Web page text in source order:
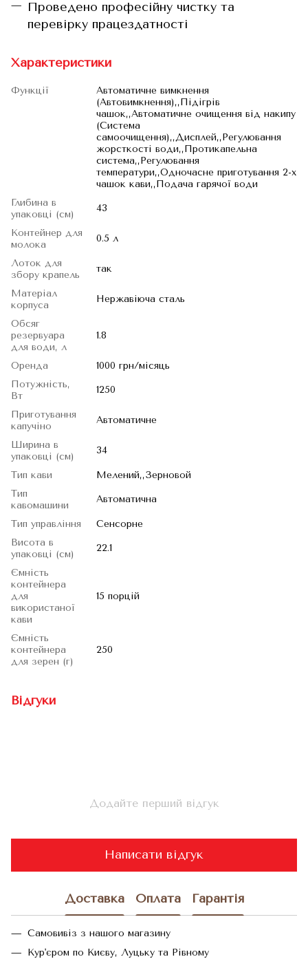
Проведено професійну чистку та
перевірку працездатності
Характеристики
Функції
Автоматичне вимкнення
(Автовимкнення),,Підігрів
чашок,,Автоматичне очищення від накипу
(Система
самоочищення),,Дисплей,,Регулювання
жорсткості води,,Протикапельна
система,,Регулювання
температури,,Одночасне приготування 2-х
чашок кави,,Подача гарячої води
Глибина в
упаковці (см)
43
Контейнер для
молока
0.5 л
Лоток для
збору крапель
так
Матеріал
корпуса
Нержавіюча сталь
Обсяг
резервуара
для води, л
1.8
Оренда
1000 грн/місяць
Потужність,
Вт
1250
Приготування
капучіно
Автоматичне
Ширина в
упаковці (см)
34
Тип кави
Мелений,,Зерновой
Тип
кавомашини
Автоматична
Тип управління
Сенсорне
Висота в
упаковці (см)
22.1
Ємність
контейнера
для
використаної
кави
15 порцій
Ємність
контейнера
для зерен (г)
250
Відгуки
Додайте перший відгук
Написати відгук
Доставка Оплата Гарантія
Самовивіз з нашого магазину
Кур'єром по Києву, Луцьку та Рівному